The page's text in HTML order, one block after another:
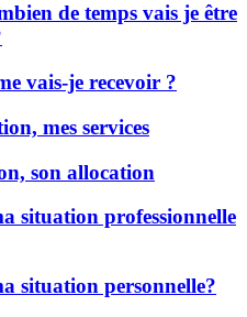
de temps vais je être
vais-je recevoir ?
mes services
son allocation
situation professionnelle
situation personnelle?